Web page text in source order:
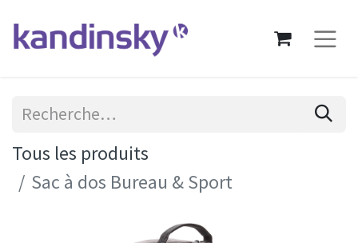
Tous les produits
Sac à dos Bureau & Sport